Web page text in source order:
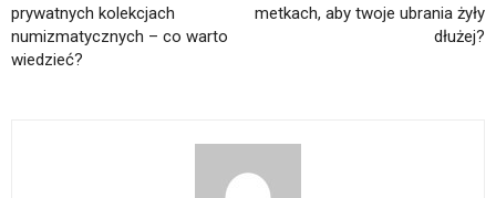
prywatnych kolekcjach
numizmatycznych – co warto
wiedzieć?
metkach, aby twoje ubrania żyły
dłużej?